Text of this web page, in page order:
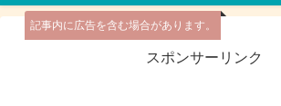
記事内に広告を含む場合があります。
スポンサーリンク